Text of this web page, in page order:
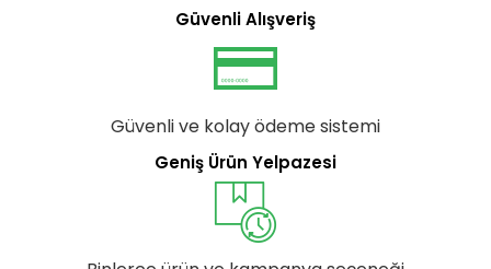
Güvenli Alışveriş
Güvenli ve kolay ödeme sistemi
Geniş Ürün Yelpazesi